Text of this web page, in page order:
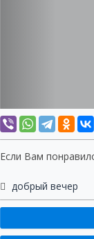
Если Вам
добрый вечер